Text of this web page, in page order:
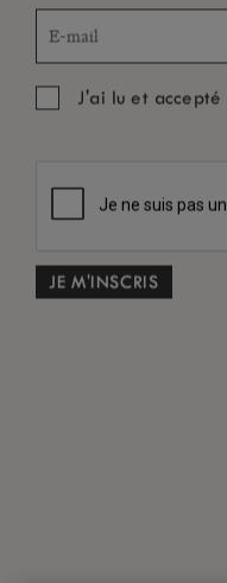
J'ai lu et accepté